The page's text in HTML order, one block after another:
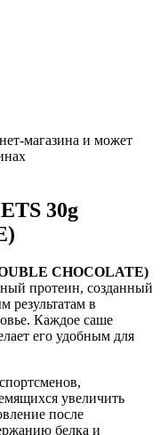
магазина и может
30g
CHOCOLATE)
протеин, созданный
результатам в
Каждое саше
его удобным для
увеличить
после
белка и